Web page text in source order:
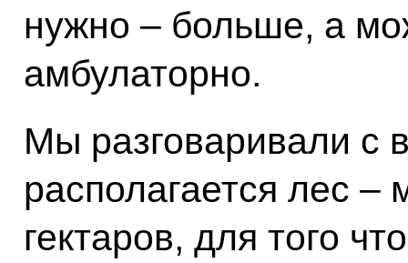
нужно – больше, а
амбулаторно.
Мы разговаривали с
располагается лес –
гектаров, для того